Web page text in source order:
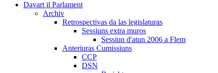
Davart il Parlament
Archiv
Retrospectivas da las legislaturas
Sessiuns extra muros
Sessiun d'atun 2006 a Flem
Anteriuras Cumissiuns
CCP
DSN